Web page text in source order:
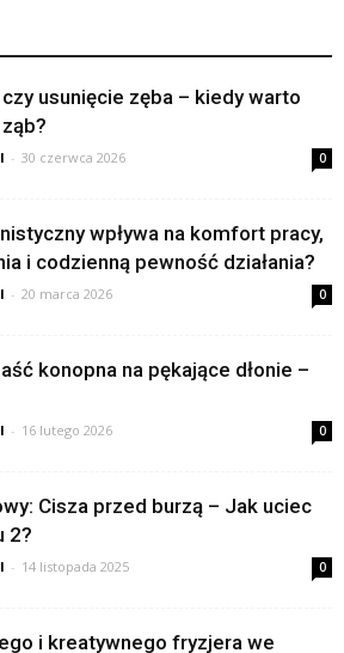
usunięcie zęba – kiedy warto
- 30 czerwca 2026 0
wpływa na komfort pracy,
i codzienną pewność działania?
- 20 marca 2026 0
konopna na pękające dłonie –
- 16 lutego 2026 0
Cisza przed burzą – Jak uciec
2?
- 14 listopada 2025 0
i kreatywnego fryzjera we